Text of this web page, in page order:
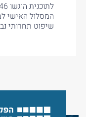
המסלול האישי
שיפוט תחרותי